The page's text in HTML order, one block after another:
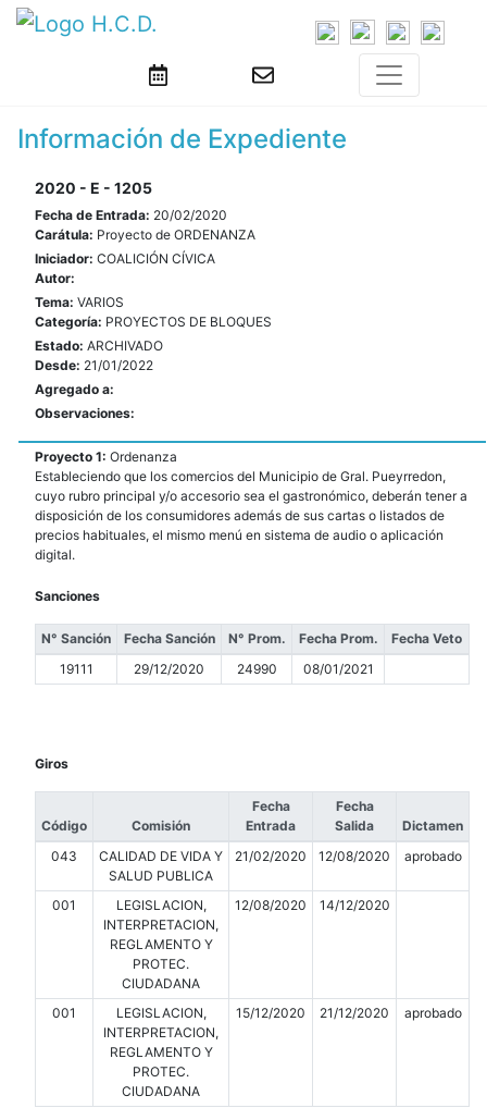
Información de Expediente
2020 - E - 1205
Fecha de Entrada: 20/02/2020
Carátula: Proyecto de ORDENANZA
Iniciador: COALICIÓN CÍVICA
Autor:
Tema: VARIOS
Categoría: PROYECTOS DE BLOQUES
Estado: ARCHIVADO
Desde: 21/01/2022
Agregado a:
Observaciones:
Proyecto 1: Ordenanza
Estableciendo que los comercios del Municipio de Gral. Pueyrredon,
cuyo rubro principal y/o accesorio sea el gastronómico, deberán tener a
disposición de los consumidores además de sus cartas o listados de
precios habituales, el mismo menú en sistema de audio o aplicación
digital.
Sanciones
N° Sanción Fecha Sanción N° Prom. Fecha Prom.
Fecha Veto
19111
29/12/2020 24990 08/01/2021
Giros
Código Comisión
Fecha
Entrada
Fecha
Salida
Dictamen
043
CALIDAD DE VIDA Y
SALUD PUBLICA
21/02/2020 12/08/2020 aprobado
001
LEGISLACION,
INTERPRETACION,
REGLAMENTO Y
PROTEC.
CIUDADANA
12/08/2020 14/12/2020
001
LEGISLACION,
INTERPRETACION,
REGLAMENTO Y
PROTEC.
CIUDADANA
15/12/2020 21/12/2020 aprobado